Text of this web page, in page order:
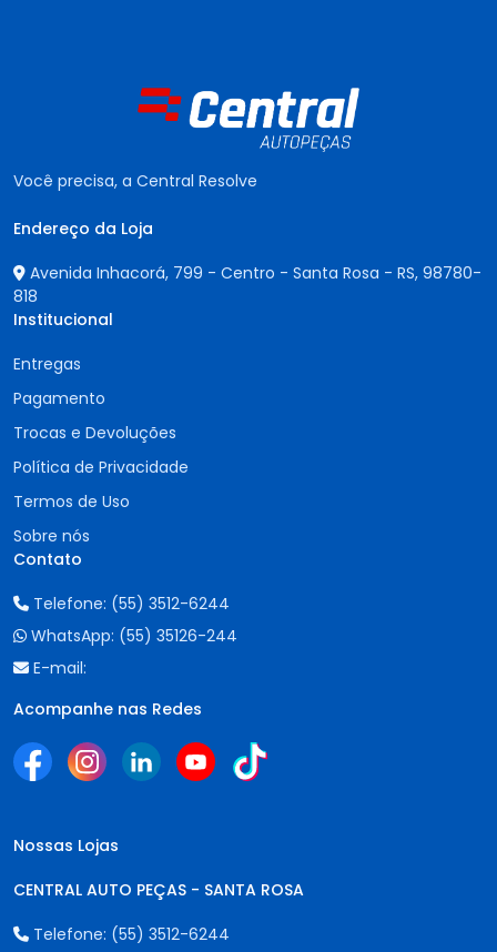
Você precisa, a Central Resolve
Endereço da Loja
Avenida Inhacorá, 799 - Centro - Santa Rosa - RS, 98780-
818
Institucional
Entregas
Pagamento
Trocas e Devoluções
Política de Privacidade
Termos de Uso
Sobre nós
Contato
Telefone: (55) 3512-6244
WhatsApp: (55) 35126-244
E-mail:
Acompanhe nas Redes
Nossas Lojas
CENTRAL AUTO PEÇAS - SANTA ROSA
Telefone: (55) 3512-6244